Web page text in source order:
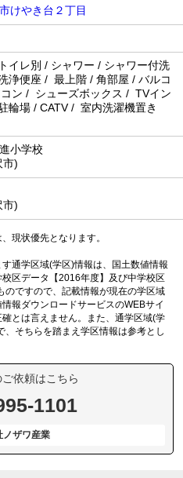
けやき台２丁目
イレ別 / シャワー / シャワー付洗
浄便座 / 最上階 / 角部屋 / バルコ
ン / シューズボックス / TVイン
輪場 / CATV / 室内洗濯機置き
小学校
市)
市)
現状優先となります。
通学区域(学区)情報は、国土数値情報
区データ【2016年度】及び中学校区
ですので、記載情報が現在の学区域
報ダウンロードサービスのWEBサイ
とは言えません。また、通学区域(学
、そちらを踏まえ学区情報は参考とし
依頼はこちら
1101
ノザワ産業